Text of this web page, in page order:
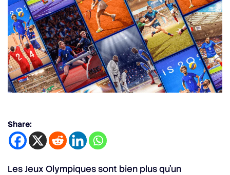
Share:
Les Jeux Olympiques sont bien plus qu’un